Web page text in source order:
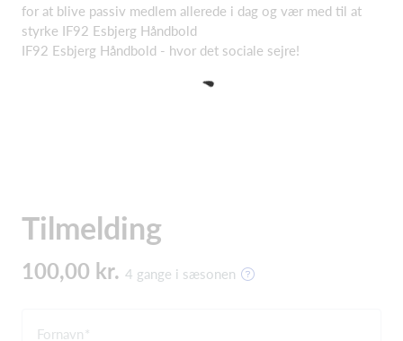
for at blive passiv medlem allerede i dag og vær med til at
styrke IF92 Esbjerg Håndbold
IF92 Esbjerg Håndbold - hvor det sociale sejre!
Tilmelding
100,00 kr. 4 gange i sæsonen
Fornavn